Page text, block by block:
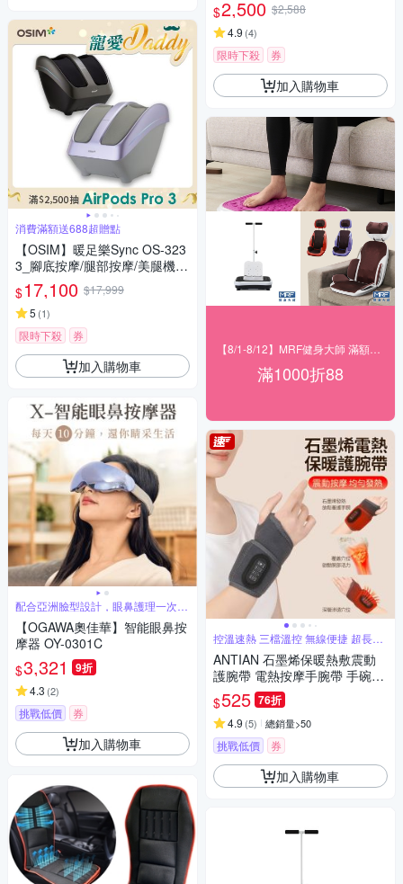
消費滿額送688超贈點
【OSIM】暖足樂Sync OS-323
3_腳底按摩/腿部按摩/美腿機/
小腿按摩
$17,100 $17,999
5 (1)
限時下殺 券
加入購物車
配合亞洲臉型設計，眼鼻護理一次到
位
【OGAWA奧佳華】智能眼鼻按
摩器 OY-0301C
$3,321 9折
4.3 (2)
挑戰低價 券
加入購物車
$2,500 $2,588
4.9 (4)
限時下殺 券
加入購物車
滿1000折88
控溫速熱 三檔溫控 無線便捷 超長續
航
ANTIAN 石墨烯保暖熱敷震動
護腕帶 電熱按摩手腕帶 手碗按
摩儀 手腕保暖神器
$525 76折
4.9 (5) 總銷量>50
挑戰低價 券
加入購物車